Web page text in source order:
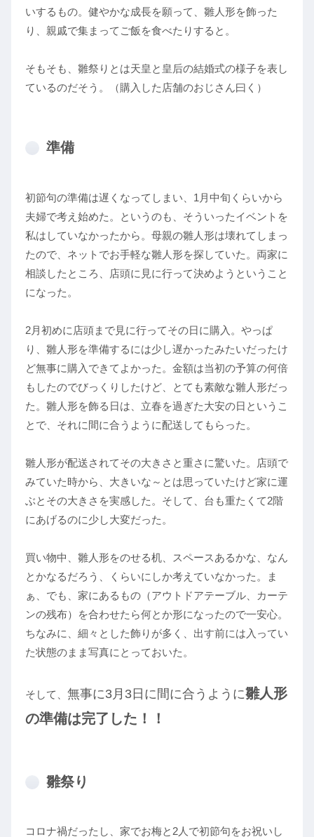
いするもの。健やかな成長を願って、雛人形を飾った
り、親戚で集まってご飯を食べたりすると。
そもそも、雛祭りとは天皇と皇后の結婚式の様子を表し
ているのだそう。（購入した店舗のおじさん曰く）
準備
初節句の準備は遅くなってしまい、1月中旬くらいから
夫婦で考え始めた。というのも、そういったイベントを
私はしていなかったから。母親の雛人形は壊れてしまっ
たので、ネットでお手軽な雛人形を探していた。両家に
相談したところ、店頭に見に行って決めようということ
になった。
2月初めに店頭まで見に行ってその日に購入。やっぱ
り、雛人形を準備するには少し遅かったみたいだったけ
ど無事に購入できてよかった。金額は当初の予算の何倍
もしたのでびっくりしたけど、とても素敵な雛人形だっ
た。雛人形を飾る日は、立春を過ぎた大安の日というこ
とで、それに間に合うように配送してもらった。
雛人形が配送されてその大きさと重さに驚いた。店頭で
みていた時から、大きいな～とは思っていたけど家に運
ぶとその大きさを実感した。そして、台も重たくて2階
にあげるのに少し大変だった。
買い物中、雛人形をのせる机、スペースあるかな、なん
とかなるだろう、くらいにしか考えていなかった。ま
ぁ、でも、家にあるもの（アウトドアテーブル、カーテ
ンの残布）を合わせたら何とか形になったので一安心。
ちなみに、細々とした飾りが多く、出す前には入ってい
た状態のまま写真にとっておいた。
そして、 無事に3月3日に間に合うように雛人形
の準備は完了した！！
雛祭り
コロナ禍だったし、家でお梅と2人で初節句をお祝いし